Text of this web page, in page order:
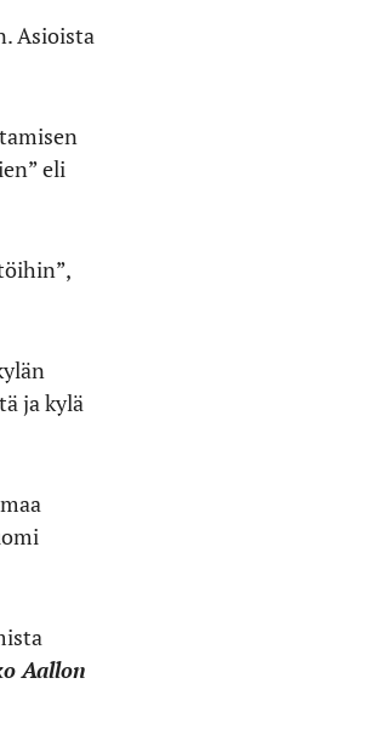
Asioista
eli
ja kylä
Aallon